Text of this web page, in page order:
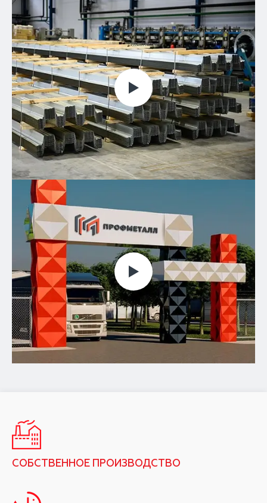
СОБСТВЕННОЕ ПРОИЗВОДСТВО